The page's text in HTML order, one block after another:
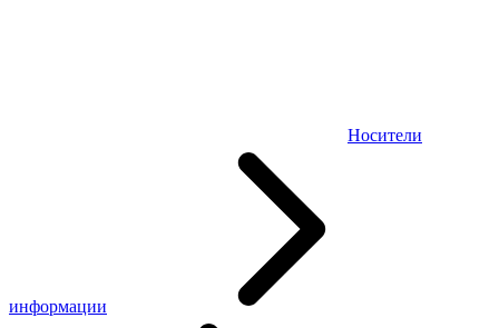
Носители
информации